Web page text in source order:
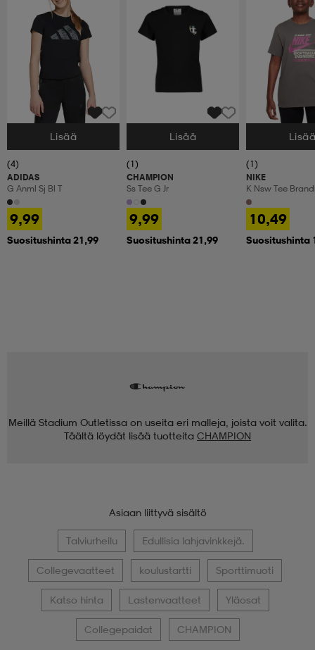
Valitse Koko
Lisää
(4)
ADIDAS
G Anml Sj Bl T
9,99
Suositushinta 21,99
Valitse Koko
Lisää
(1)
CHAMPION
Ss Tee G Jr
9,99
Suositushinta 21,99
Valitse Koko
(1)
NIKE
K Nsw Tee
Futura
10,49
Suositushinta
Meillä Stadium Outletissa on useita eri malleja, joista voit valita.
Täältä löydät lisää tuotteita CHAMPION
Asiaan liittyvä sisältö
Talviurheilu Edullisia lahjavinkkejä.
Collegevaatteet koulustartti Sporttimuoti
Katso hinta Lastenvaatteet Yläosat
Collegepaidat CHAMPION